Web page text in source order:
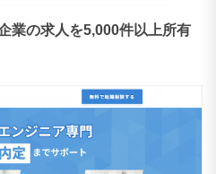
業の求人を5,000件以上所有